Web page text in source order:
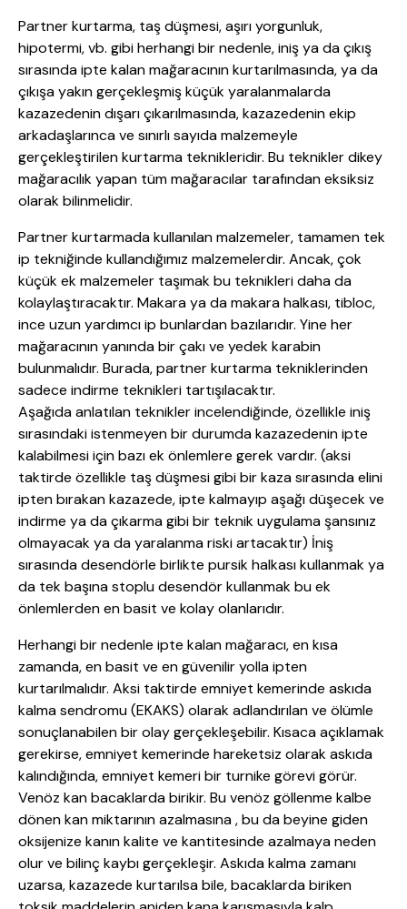
Partner kurtarma, taş düşmesi, aşırı yorgunluk,
hipotermi, vb. gibi herhangi bir nedenle, iniş ya da çıkış
sırasında ipte kalan mağaracının kurtarılmasında, ya da
çıkışa yakın gerçekleşmiş küçük yaralanmalarda
kazazedenin dışarı çıkarılmasında, kazazedenin ekip
arkadaşlarınca ve sınırlı sayıda malzemeyle
gerçekleştirilen kurtarma teknikleridir. Bu teknikler dikey
mağaracılık yapan tüm mağaracılar tarafından eksiksiz
olarak bilinmelidir.
Partner kurtarmada kullanılan malzemeler, tamamen tek
ip tekniğinde kullandığımız malzemelerdir. Ancak, çok
küçük ek malzemeler taşımak bu teknikleri daha da
kolaylaştıracaktır. Makara ya da makara halkası, tibloc,
ince uzun yardımcı ip bunlardan bazılarıdır. Yine her
mağaracının yanında bir çakı ve yedek karabin
bulunmalıdır. Burada, partner kurtarma tekniklerinden
sadece indirme teknikleri tartışılacaktır.
Aşağıda anlatılan teknikler incelendiğinde, özellikle iniş
sırasındaki istenmeyen bir durumda kazazedenin ipte
kalabilmesi için bazı ek önlemlere gerek vardır. (aksi
taktirde özellikle taş düşmesi gibi bir kaza sırasında elini
ipten bırakan kazazede, ipte kalmayıp aşağı düşecek ve
indirme ya da çıkarma gibi bir teknik uygulama şansınız
olmayacak ya da yaralanma riski artacaktır) İniş
sırasında desendörle birlikte pursik halkası kullanmak ya
da tek başına stoplu desendör kullanmak bu ek
önlemlerden en basit ve kolay olanlarıdır.
Herhangi bir nedenle ipte kalan mağaracı, en kısa
zamanda, en basit ve en güvenilir yolla ipten
kurtarılmalıdır. Aksi taktirde emniyet kemerinde askıda
kalma sendromu (EKAKS) olarak adlandırılan ve ölümle
sonuçlanabilen bir olay gerçekleşebilir. Kısaca açıklamak
gerekirse, emniyet kemerinde hareketsiz olarak askıda
kalındığında, emniyet kemeri bir turnike görevi görür.
Venöz kan bacaklarda birikir. Bu venöz göllenme kalbe
dönen kan miktarının azalmasına , bu da beyine giden
oksijenize kanın kalite ve kantitesinde azalmaya neden
olur ve bilinç kaybı gerçekleşir. Askıda kalma zamanı
uzarsa, kazazede kurtarılsa bile, bacaklarda biriken